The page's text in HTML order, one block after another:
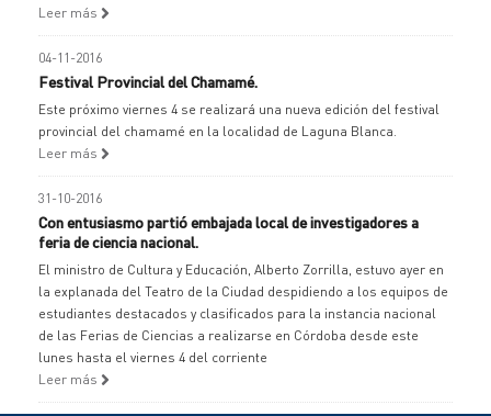
Leer más
04-11-2016
Festival Provincial del Chamamé.
Este próximo viernes 4 se realizará una nueva edición del festival
provincial del chamamé en la localidad de Laguna Blanca.
Leer más
31-10-2016
Con entusiasmo partió embajada local de investigadores a
feria de ciencia nacional.
El ministro de Cultura y Educación, Alberto Zorrilla, estuvo ayer en
la explanada del Teatro de la Ciudad despidiendo a los equipos de
estudiantes destacados y clasificados para la instancia nacional
de las Ferias de Ciencias a realizarse en Córdoba desde este
lunes hasta el viernes 4 del corriente
Leer más